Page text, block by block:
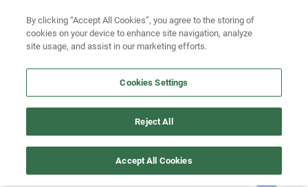
Ubicación
Encuentra el auto ideal para tu presupuesto
Simular plan a meses
AUTOS AUDI Q5 SPORTBACK 2012 SEMINUEVOS DE 700 MIL PESOS
Busca por modelo
By clicking “Accept All Cookies”, you agree to the storing of
cookies on your device to enhance site navigation, analyze
site usage, and assist in our marketing efforts.
Cookies Settings
Reject All
Accept All Cookies